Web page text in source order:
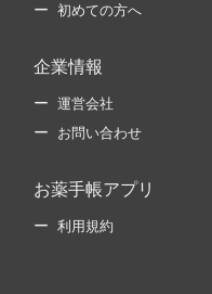
初めての方へ
企業情報
運営会社
お問い合わせ
お薬手帳アプリ
利用規約